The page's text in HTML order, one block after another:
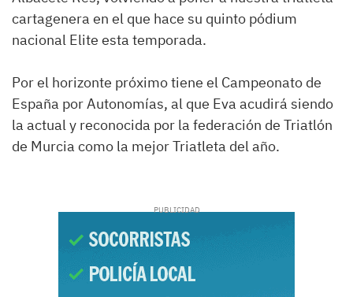
cartagenera en el que hace su quinto pódium
nacional Elite esta temporada.
Por el horizonte próximo tiene el Campeonato de
España por Autonomías, al que Eva acudirá siendo
la actual y reconocida por la federación de Triatlón
de Murcia como la mejor Triatleta del año.